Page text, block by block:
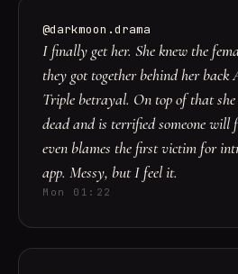
@darkmoon.drama
I finally get her. She knew the
they got together behind her back
Triple betrayal. On top of that
dead and is terrified someone
even blames the first victim for
app. Messy, but I feel it.
Mon 01:22